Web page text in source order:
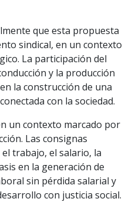
que esta propuesta
sindical, en un contexto
La participación del
y la producción
la construcción de una
con la sociedad.
un contexto marcado por
Las consignas
trabajo, el salario, la
en la generación de
sin pérdida salarial y
con justicia social.